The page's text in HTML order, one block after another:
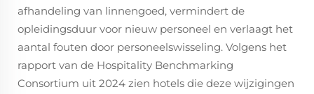
afhandeling van linnengoed, vermindert de
opleidingsduur voor nieuw personeel en verlaagt het
aantal fouten door personeelswisseling. Volgens het
rapport van de Hospitality Benchmarking
Consortium uit 2024 zien hotels die deze wijzigingen